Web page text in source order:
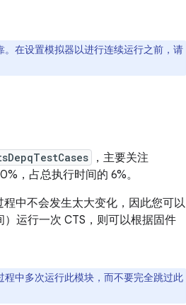
在设置模拟器以进行连续运行之前，请
，主要关注
，占总执行时间的 6%。
中不会发生太大变化，因此您可以
运行一次 CTS，则可以根据固件
中多次运行此模块，而不要完全跳过此